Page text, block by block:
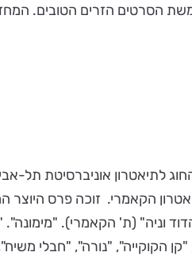
הסרטים הזרים הטובים.
לתיאטרון אוניברסיטת תל-
הקאמרי. זוכה פרס היוצר
הקוקייה", "נורה", "חבלי